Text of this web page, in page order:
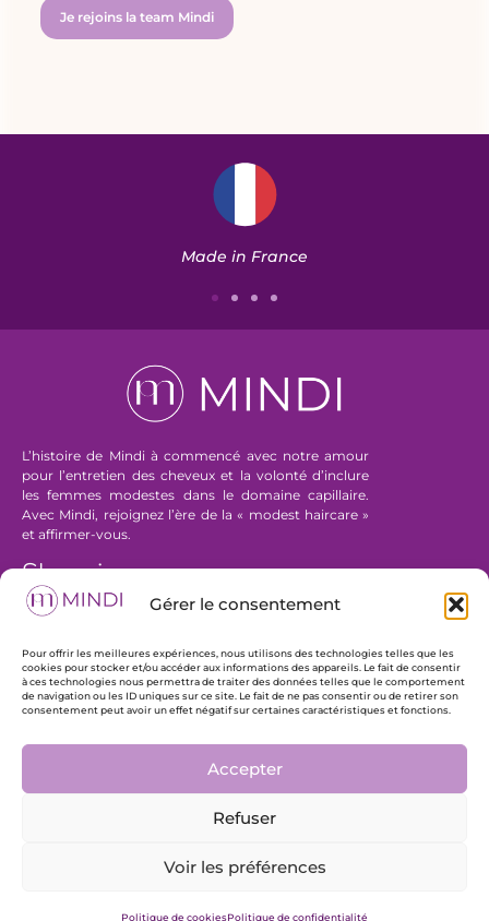
Gérer le consentement
Pour offrir les meilleures expériences, nous utilisons des technologies telles que les
cookies pour stocker et/ou accéder aux informations des appareils. Le fait de consentir
à ces technologies nous permettra de traiter des données telles que le comportement
de navigation ou les ID uniques sur ce site. Le fait de ne pas consentir ou de retirer son
consentement peut avoir un effet négatif sur certaines caractéristiques et fonctions.
Accepter
Refuser
Voir les préférences
Politique de cookiesPolitique de confidentialité
Je rejoins la team Mindi
Paiement sécurisé
L’histoire de Mindi à commencé avec notre amour
pour l’entretien des cheveux et la volonté d’inclure
les femmes modestes dans le domaine capillaire.
Avec Mindi, rejoignez l’ère de la « modest haircare »
et affirmer-vous.
Shopping
Bonnets sous hijab en soie
Taies d’oreiller en satin
Collections spéciales
Se connecter
Nos réseaux sociaux